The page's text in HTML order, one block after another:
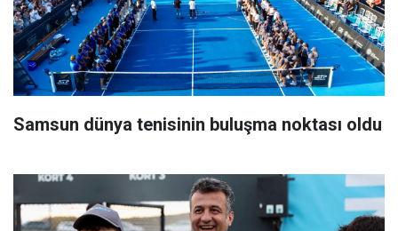
Samsun dünya tenisinin buluşma noktası oldu